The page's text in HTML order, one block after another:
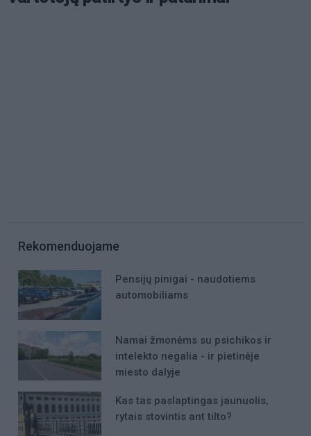
Rekomenduojame
Pensijų pinigai - naudotiems
automobiliams
Namai žmonėms su psichikos ir
intelekto negalia - ir pietinėje
miesto dalyje
Kas tas paslaptingas jaunuolis,
rytais stovintis ant tilto?